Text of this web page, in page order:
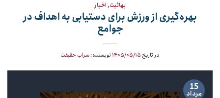
بهائیت,اخبار
بهره‌گیری از ورزش برای دستیابی به اهداف در
جوامع
در تاریخ ۱۴۰۵/۰۵/۱۵ نویسنده:سراب حقیقت
15
مرداد